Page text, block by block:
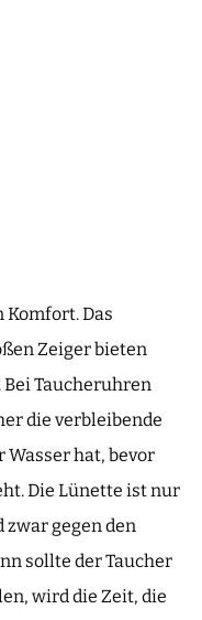
Komfort. Das
Zeiger bieten
Taucheruhren
die verbleibende
Wasser hat, bevor
Die Lünette ist nur
gegen den
sollte der Taucher
wird die Zeit, die